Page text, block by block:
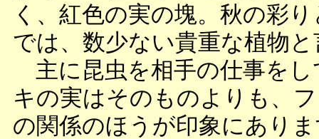
く、紅色の実の塊。秋の彩
では、数少ない貴重な植物
主に昆虫を相手の仕事を
キの実はそのものよりも、
の関係のほうが印象にあり